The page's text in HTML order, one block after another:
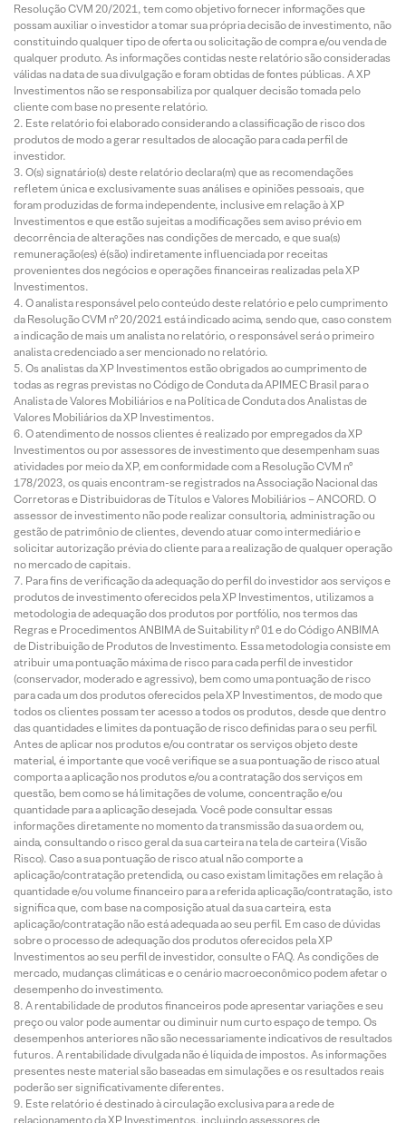
Resolução CVM 20/2021, tem como objetivo fornecer informações que
possam auxiliar o investidor a tomar sua própria decisão de investimento, não
constituindo qualquer tipo de oferta ou solicitação de compra e/ou venda de
qualquer produto. As informações contidas neste relatório são consideradas
válidas na data de sua divulgação e foram obtidas de fontes públicas. A XP
Investimentos não se responsabiliza por qualquer decisão tomada pelo
cliente com base no presente relatório.
Este relatório foi elaborado considerando a classificação de risco dos
produtos de modo a gerar resultados de alocação para cada perfil de
investidor.
O(s) signatário(s) deste relatório declara(m) que as recomendações
refletem única e exclusivamente suas análises e opiniões pessoais, que
foram produzidas de forma independente, inclusive em relação à XP
Investimentos e que estão sujeitas a modificações sem aviso prévio em
decorrência de alterações nas condições de mercado, e que sua(s)
remuneração(es) é(são) indiretamente influenciada por receitas
provenientes dos negócios e operações financeiras realizadas pela XP
Investimentos.
O analista responsável pelo conteúdo deste relatório e pelo cumprimento
da Resolução CVM nº 20/2021 está indicado acima, sendo que, caso constem
a indicação de mais um analista no relatório, o responsável será o primeiro
analista credenciado a ser mencionado no relatório.
Os analistas da XP Investimentos estão obrigados ao cumprimento de
todas as regras previstas no Código de Conduta da APIMEC Brasil para o
Analista de Valores Mobiliários e na Política de Conduta dos Analistas de
Valores Mobiliários da XP Investimentos.
O atendimento de nossos clientes é realizado por empregados da XP
Investimentos ou por assessores de investimento que desempenham suas
atividades por meio da XP, em conformidade com a Resolução CVM nº
178/2023, os quais encontram-se registrados na Associação Nacional das
Corretoras e Distribuidoras de Títulos e Valores Mobiliários – ANCORD. O
assessor de investimento não pode realizar consultoria, administração ou
gestão de patrimônio de clientes, devendo atuar como intermediário e
solicitar autorização prévia do cliente para a realização de qualquer operação
no mercado de capitais.
Para fins de verificação da adequação do perfil do investidor aos serviços e
produtos de investimento oferecidos pela XP Investimentos, utilizamos a
metodologia de adequação dos produtos por portfólio, nos termos das
Regras e Procedimentos ANBIMA de Suitability nº 01 e do Código ANBIMA
de Distribuição de Produtos de Investimento. Essa metodologia consiste em
atribuir uma pontuação máxima de risco para cada perfil de investidor
(conservador, moderado e agressivo), bem como uma pontuação de risco
para cada um dos produtos oferecidos pela XP Investimentos, de modo que
todos os clientes possam ter acesso a todos os produtos, desde que dentro
das quantidades e limites da pontuação de risco definidas para o seu perfil.
Antes de aplicar nos produtos e/ou contratar os serviços objeto deste
material, é importante que você verifique se a sua pontuação de risco atual
comporta a aplicação nos produtos e/ou a contratação dos serviços em
questão, bem como se há limitações de volume, concentração e/ou
quantidade para a aplicação desejada. Você pode consultar essas
informações diretamente no momento da transmissão da sua ordem ou,
ainda, consultando o risco geral da sua carteira na tela de carteira (Visão
Risco). Caso a sua pontuação de risco atual não comporte a
aplicação/contratação pretendida, ou caso existam limitações em relação à
quantidade e/ou volume financeiro para a referida aplicação/contratação, isto
significa que, com base na composição atual da sua carteira, esta
aplicação/contratação não está adequada ao seu perfil. Em caso de dúvidas
sobre o processo de adequação dos produtos oferecidos pela XP
Investimentos ao seu perfil de investidor, consulte o FAQ. As condições de
mercado, mudanças climáticas e o cenário macroeconômico podem afetar o
desempenho do investimento.
A rentabilidade de produtos financeiros pode apresentar variações e seu
preço ou valor pode aumentar ou diminuir num curto espaço de tempo. Os
desempenhos anteriores não são necessariamente indicativos de resultados
futuros. A rentabilidade divulgada não é líquida de impostos. As informações
presentes neste material são baseadas em simulações e os resultados reais
poderão ser significativamente diferentes.
Este relatório é destinado à circulação exclusiva para a rede de
relacionamento da XP Investimentos, incluindo assessores de